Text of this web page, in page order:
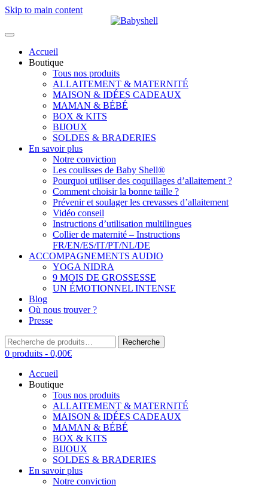
Skip to main content
Accueil
Boutique
Tous nos produits
ALLAITEMENT & MATERNITÉ
MAISON & IDÉES CADEAUX
MAMAN & BÉBÉ
BOX & KITS
BIJOUX
SOLDES & BRADERIES
En savoir plus
Notre conviction
Les coulisses de Baby Shell®
Pourquoi utiliser des coquillages d’allaitement ?
Comment choisir la bonne taille ?
Prévenir et soulager les crevasses d’allaitement
Vidéo conseil
Instructions d’utilisation multilingues
Collier de maternité – Instructions
FR/EN/ES/IT/PT/NL/DE
ACCOMPAGNEMENTS AUDIO
YOGA NIDRA
9 MOIS DE GROSSESSE
UN ÉMOTIONNEL INTENSE
Blog
Où nous trouver ?
Presse
Recherche
pour :
Recherche
0 produits - 0,00€
Accueil
Boutique
Tous nos produits
ALLAITEMENT & MATERNITÉ
MAISON & IDÉES CADEAUX
MAMAN & BÉBÉ
BOX & KITS
BIJOUX
SOLDES & BRADERIES
En savoir plus
Notre conviction